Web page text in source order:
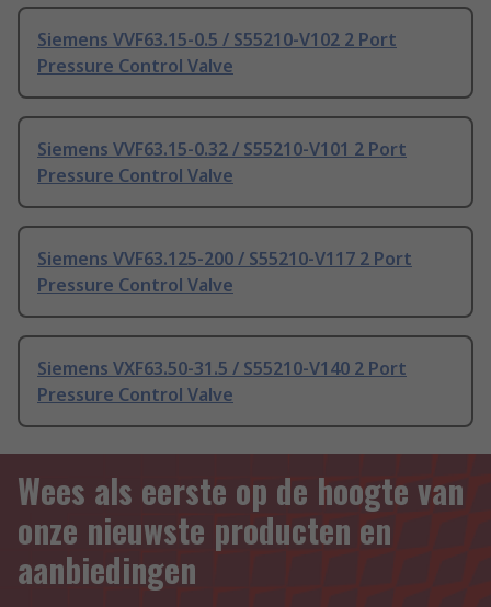
Siemens VVF63.15-0.5 / S55210-V102 2 Port
Pressure Control Valve
Siemens VVF63.15-0.32 / S55210-V101 2 Port
Pressure Control Valve
Siemens VVF63.125-200 / S55210-V117 2 Port
Pressure Control Valve
Siemens VXF63.50-31.5 / S55210-V140 2 Port
Pressure Control Valve
Wees als eerste op de hoogte van
onze nieuwste producten en
aanbiedingen